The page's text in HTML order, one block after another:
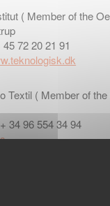
( Member of the
72 20 21 91
Textil ( Member of
34 96 554 34 94
Teinture et du
Ecully Tel + 33 4 78